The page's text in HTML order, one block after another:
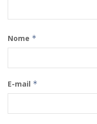
Nome *
E-mail *